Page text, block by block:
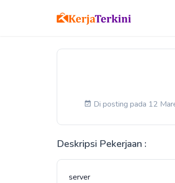
Di posting pada 12
Deskripsi Pekerjaan :
server